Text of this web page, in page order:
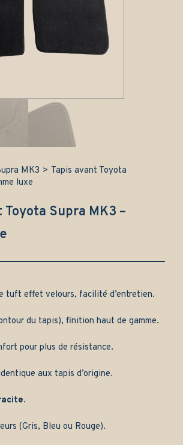
MK3 > Tapis avant Toyota
luxe
Toyota Supra MK3 –
tuft effet velours, facilité d’entretien.
du tapis), finition haut de gamme.
pour plus de résistance.
aux tapis d’origine.
(Gris, Bleu ou Rouge).